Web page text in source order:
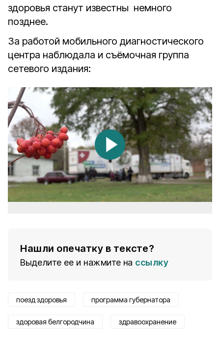
здоровья станут известны немного
позднее.
За работой мобильного диагностического
центра наблюдала и съёмочная группа
сетевого издания:
Нашли опечатку в тексте?
Выделите ее и нажмите на ссылку
поезд здоровья программа губернатора
здоровая белгородчина здравоохранение